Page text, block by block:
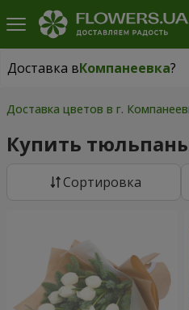
Доставка вКомпанеевка?
Доставка вКомпанеевка|
Доставка цветов в г.
Купить
Cортировка